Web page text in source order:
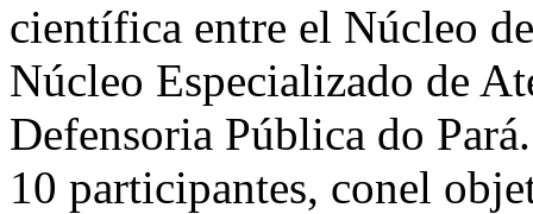
científica entre el Núcleo
Núcleo Especializado de
Defensoria Pública do
10 participantes, conel